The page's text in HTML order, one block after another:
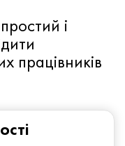
і
працівників